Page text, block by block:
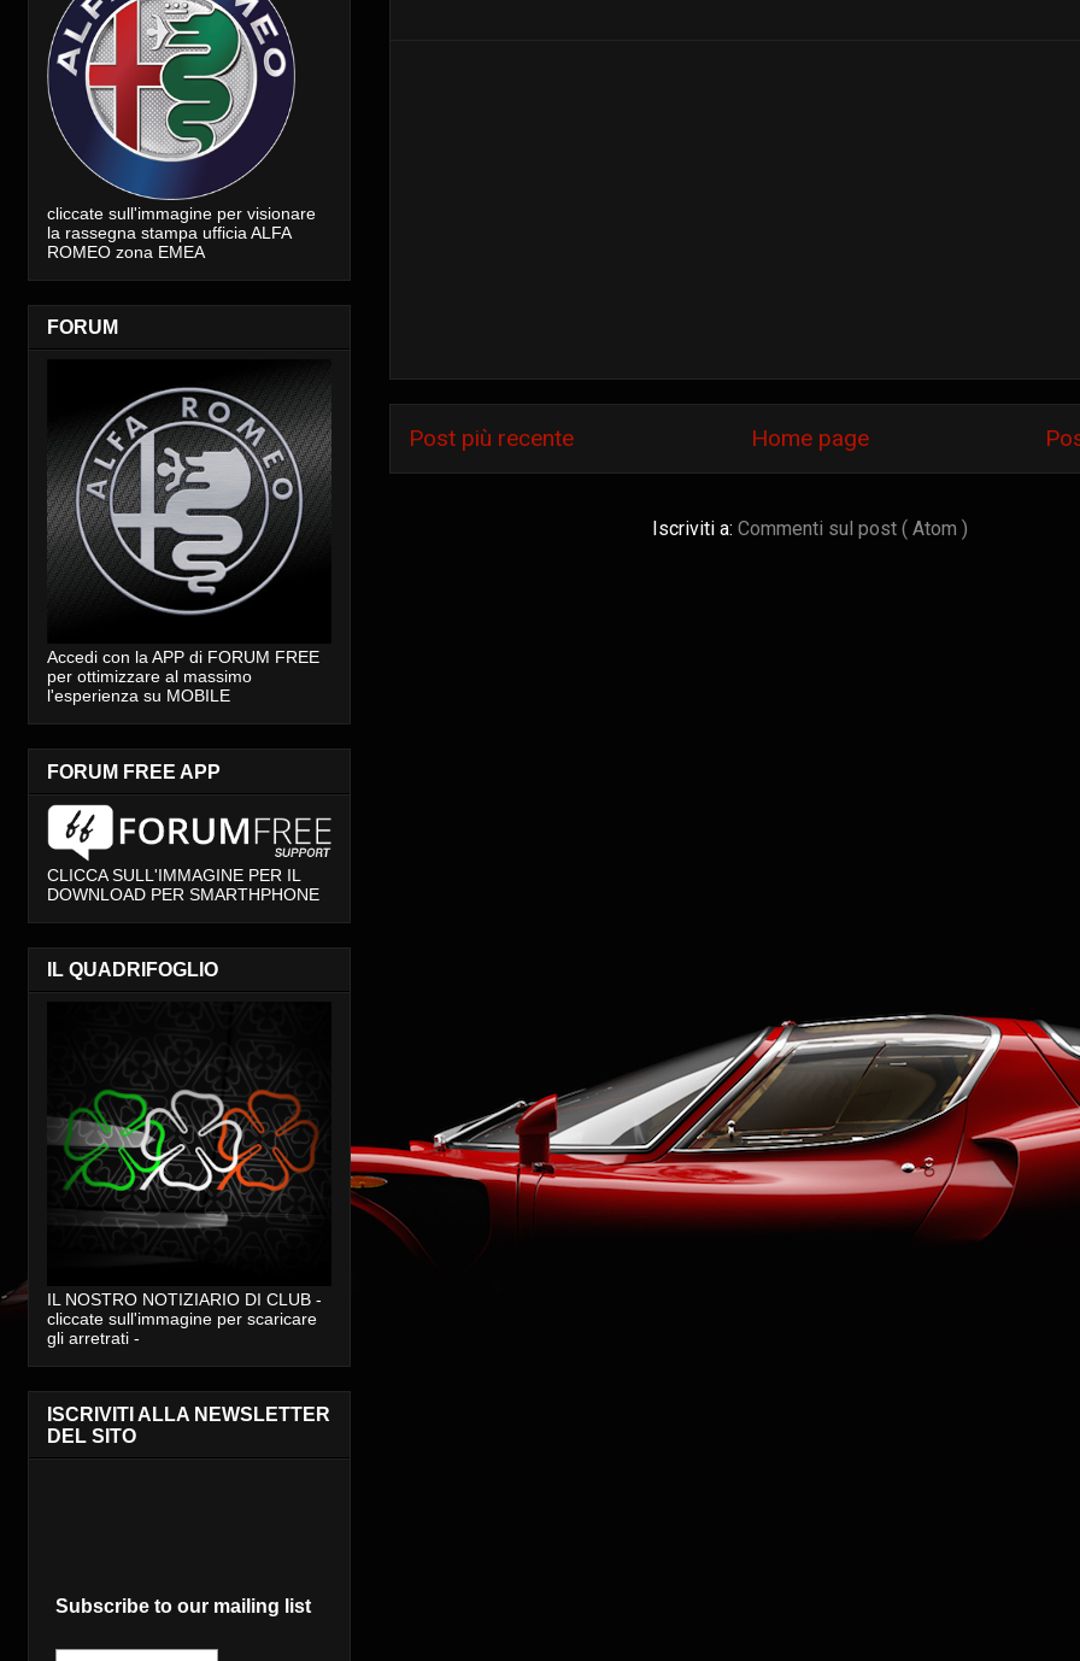
Post più recente Home page
Iscriviti a: Commenti sul post ( Atom )
cliccate sull'immagine per visionare
la rassegna stampa ufficia ALFA
ROMEO zona EMEA
FORUM
Accedi con la APP di FORUM FREE
per ottimizzare al massimo
l'esperienza su MOBILE
FORUM FREE APP
CLICCA SULL'IMMAGINE PER IL
DOWNLOAD PER SMARTHPHONE
IL QUADRIFOGLIO
IL NOSTRO NOTIZIARIO DI CLUB -
cliccate sull'immagine per scaricare
gli arretrati -
ISCRIVITI ALLA NEWSLETTER
DEL SITO
Subscribe to our mailing list